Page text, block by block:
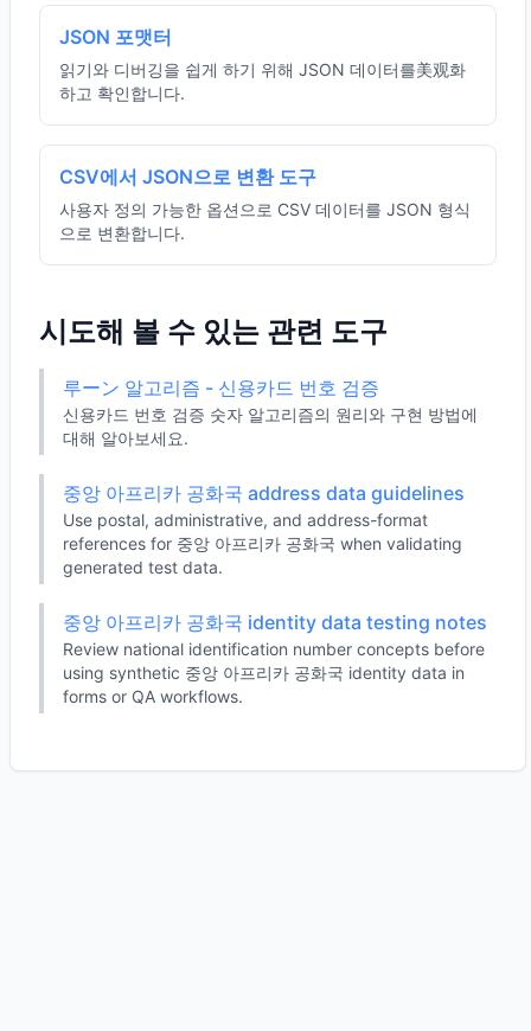
JSON 포맷터
읽기와 디버깅을 쉽게 하기 위해 JSON 데이터를美观화
하고 확인합니다.
CSV에서 JSON으로 변환 도구
사용자 정의 가능한 옵션으로 CSV 데이터를 JSON 형식
으로 변환합니다.
시도해 볼 수 있는 관련 도구
루ーン 알고리즘 - 신용카드 번호 검증
신용카드 번호 검증 숫자 알고리즘의 원리와 구현 방법에
대해 알아보세요.
중앙 아프리카 공화국 address data guidelines
Use postal, administrative, and address-format
references for 중앙 아프리카 공화국 when validating
generated test data.
중앙 아프리카 공화국 identity data testing notes
Review national identification number concepts before
using synthetic 중앙 아프리카 공화국 identity data in
forms or QA workflows.